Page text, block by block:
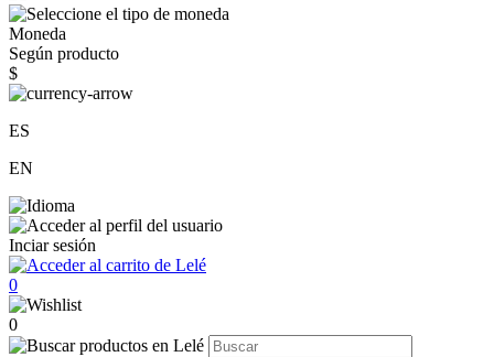
Moneda
Según producto
$
ES
EN
Inciar sesión
0
0